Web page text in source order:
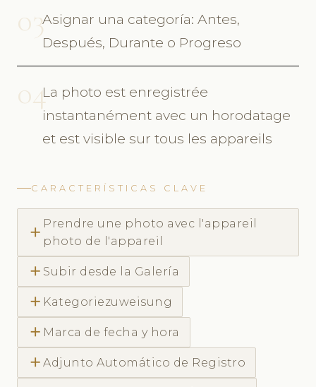
03Asignar una categoría: Antes,
Después, Durante o Progreso
04La photo est enregistrée
instantanément avec un horodatage
et est visible sur tous les appareils
CARACTERÍSTICAS CLAVE
add
Prendre une photo avec l'appareil
photo de l'appareil
add Subir desde la Galería
add Kategoriezuweisung
add Marca de fecha y hora
add Adjunto Automático de Registro